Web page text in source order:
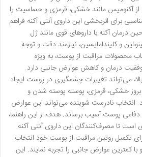
آکنومیس مانند خشکی، قرمزی و حساسیت را
برای اثربخشی این داروی آنتی آکنه فراهم
درمان آکنه با داروهای قوی مانند ژل
و کلیندامایسین، نیازمند دقت و توجه
محصولات مراقبت از پوست، به ویژه
درمان و کاهش عوارض جانبی دارد.
می‌تواند تغییرات چشمگیری در پوست ایجاد
بروز خشکی، قرمزی، پوسته پوسته شدن و
انتخاب نادرست شوینده می‌تواند این عوارض
پوست آسیب برساند. هدف از این راهنما،
است تا مصرف‌کنندگان این داروی آنتی آکنه
تکمیل روتین مراقبت از پوست خود انتخاب
با کمترین عوارض جانبی را تجربه نمایند. این